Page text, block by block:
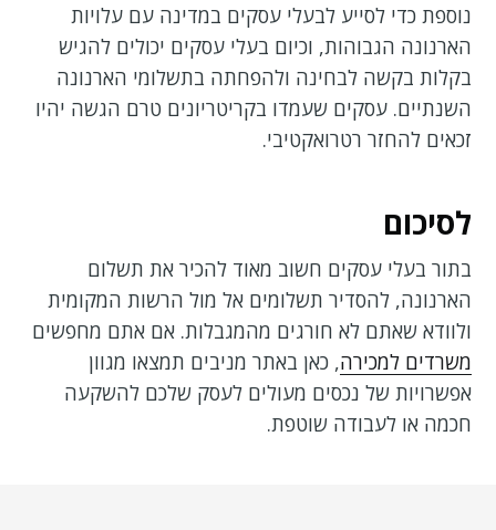
נוספת כדי לסייע לבעלי עסקים במדינה עם עלויות
הארנונה הגבוהות, וכיום בעלי עסקים יכולים להגיש
בקלות בקשה לבחינה ולהפחתה בתשלומי הארנונה
השנתיים. עסקים שעמדו בקריטריונים טרם הגשה יהיו
זכאים להחזר רטרואקטיבי.
לסיכום
בתור בעלי עסקים חשוב מאוד להכיר את תשלום
הארנונה, להסדיר תשלומים אל מול הרשות המקומית
ולוודא שאתם לא חורגים מהמגבלות. אם אתם מחפשים
משרדים למכירה, כאן באתר מניבים תמצאו מגוון
אפשרויות של נכסים מעולים לעסק שלכם להשקעה
חכמה או לעבודה שוטפת.